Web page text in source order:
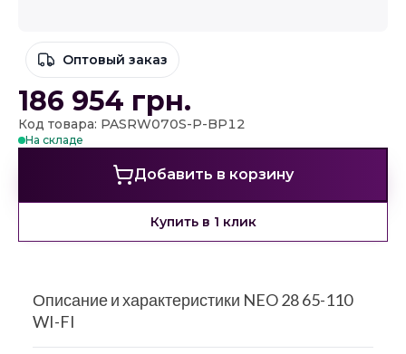
Оптовый заказ
186 954 грн.
Код товара: PASRW070S-P-BP12
На складе
Добавить в корзину
Купить в 1 клик
Описание и характеристики NEO 28 65-110
WI-FI